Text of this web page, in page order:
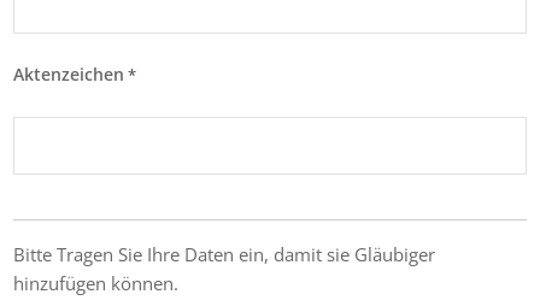
Aktenzeichen *
Bitte Tragen Sie Ihre Daten ein, damit sie Gläubiger
hinzufügen können.